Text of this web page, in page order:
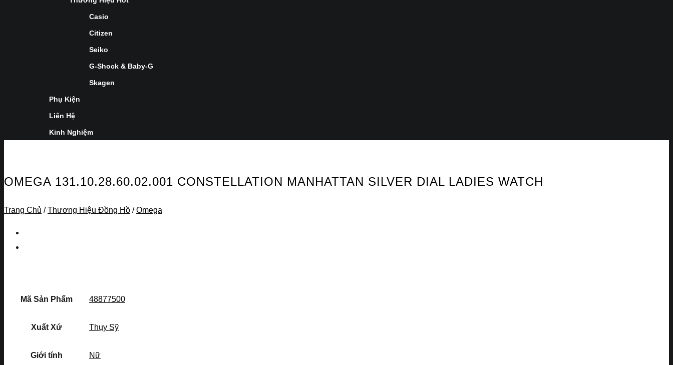
Casio
Citizen
Seiko
G-Shock & Baby-G
Skagen
Phụ Kiện
Liên Hệ
Kinh Nghiệm
OMEGA 131.10.28.60.02.001 CONSTELLATION MANHATTAN SILVER DIAL LADIES WATCH
Trang Chủ / Thương Hiệu Đồng Hồ / Omega
Mã Sản Phẩm 48877500
Xuất Xứ Thụy Sỹ
Giới tính Nữ